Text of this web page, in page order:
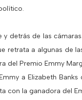
y detrás de las
retrata a algunas de
del Premio Emmy
a Elizabeth
con la ganadora del